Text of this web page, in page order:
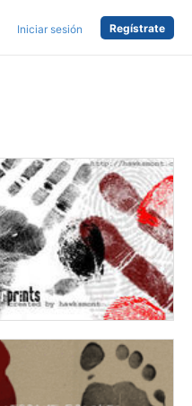
Iniciar sesión Regístrate